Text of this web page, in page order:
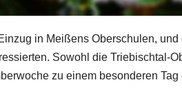
in Meißens Oberschulen,
Sowohl die Triebischtal-
zu einem besonderen Tag